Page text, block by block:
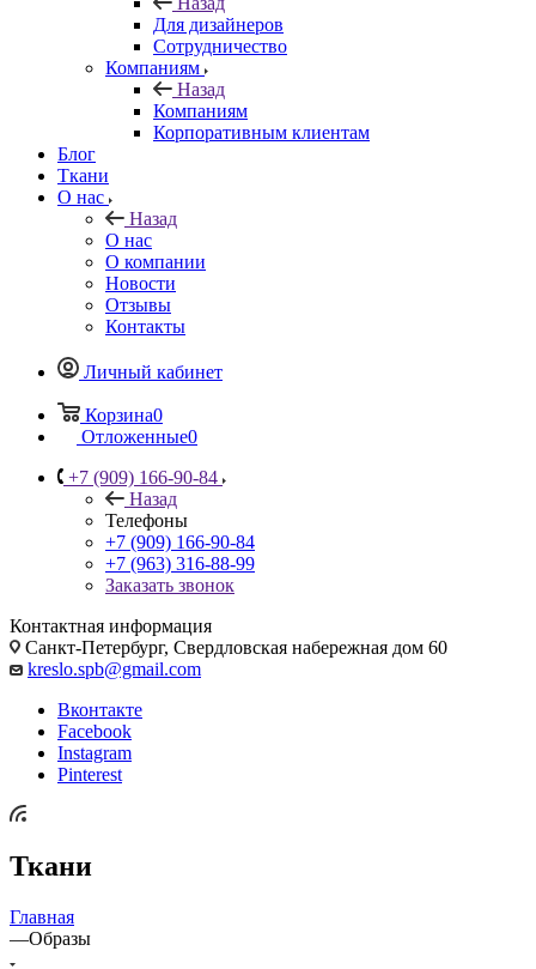
Для дизайнеров
Сотрудничество
Компаниям
Назад
Компаниям
Корпоративным клиентам
Блог
Ткани
О нас
Назад
О нас
О компании
Новости
Отзывы
Контакты
Личный кабинет
Корзина0
Отложенные0
+7 (909) 166-90-84
Назад
Телефоны
+7 (909) 166-90-84
+7 (963) 316-88-99
Заказать звонок
Контактная информация
Санкт-Петербург, Свердловская набережная дом 60
kreslo.spb@gmail.com
Вконтакте
Facebook
Instagram
Pinterest
Ткани
Главная
—Образы